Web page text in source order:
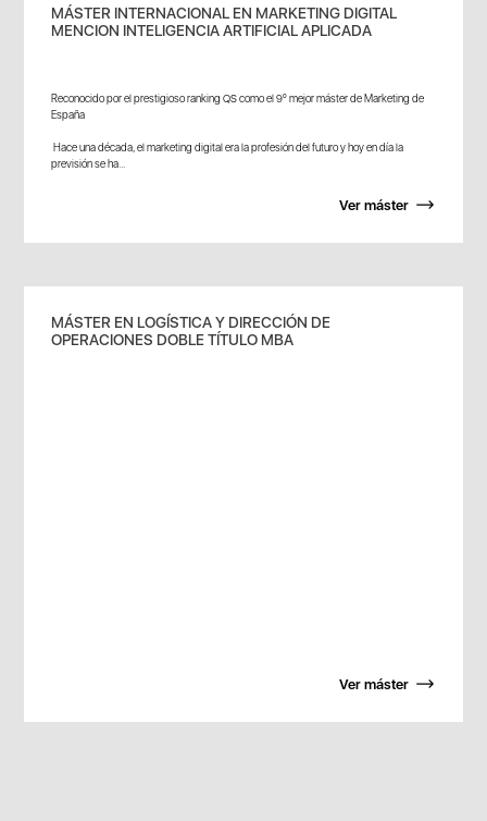
MÁSTER INTERNACIONAL EN MARKETING DIGITAL
MENCION INTELIGENCIA ARTIFICIAL APLICADA
Reconocido por el prestigioso ranking QS como el 9º mejor máster de Marketing de
España
Hace una década, el marketing digital era la profesión del futuro y hoy en día la
previsión se ha...
Ver máster
MÁSTER EN LOGÍSTICA Y DIRECCIÓN DE
OPERACIONES DOBLE TÍTULO MBA
Ver máster